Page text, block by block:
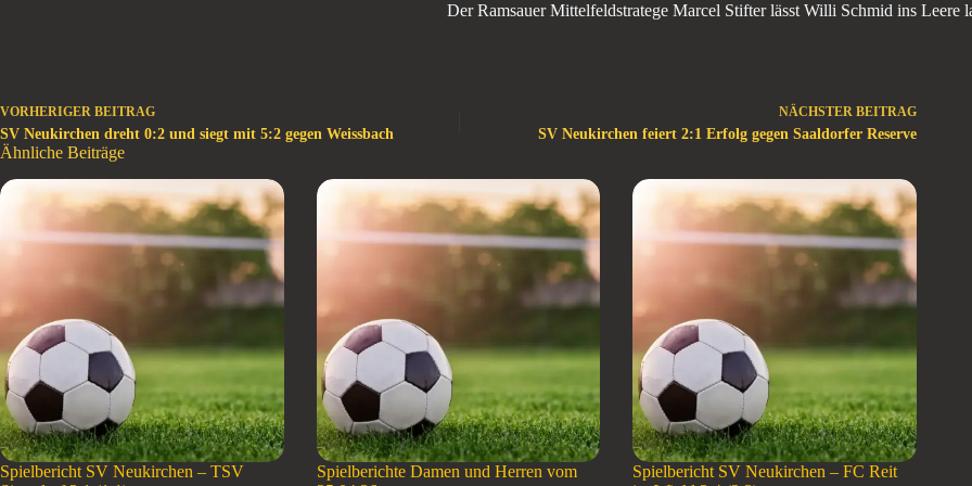
Der Ramsauer Mittelfeldstratege Marcel Stifter lässt Willi Schmid ins Leere
VORHERIGER BEITRAG
SV Neukirchen dreht 0:2 und siegt mit 5:2 gegen Weissbach
NÄCHSTER BEITRAG
SV Neukirchen feiert 2:1 Erfolg gegen Saaldorfer Reserve
Ähnliche Beiträge
Spielbericht SV Neukirchen – TSV
Spielberichte Damen und Herren vom
Spielbericht SV Neukirchen – FC Reit